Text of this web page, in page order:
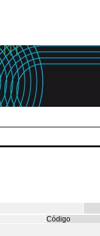
Código